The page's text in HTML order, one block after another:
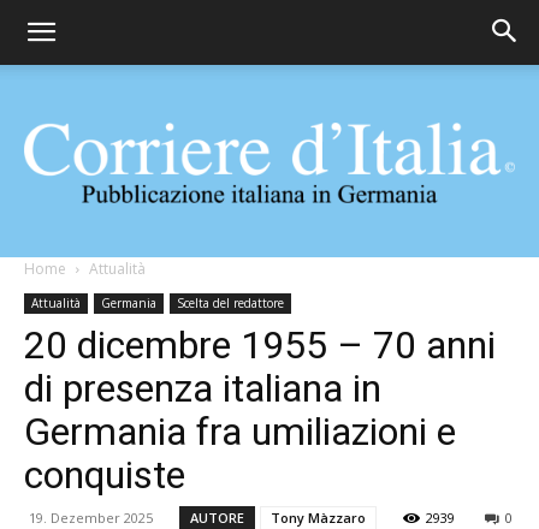
Corriere
d'Italia
Home Attualità
Attualità Germania Scelta del redattore
20 dicembre 1955 – 70 anni
di presenza italiana in
Germania fra umiliazioni e
conquiste
19. Dezember 2025 AUTORE Tony Màzzaro 2939 0